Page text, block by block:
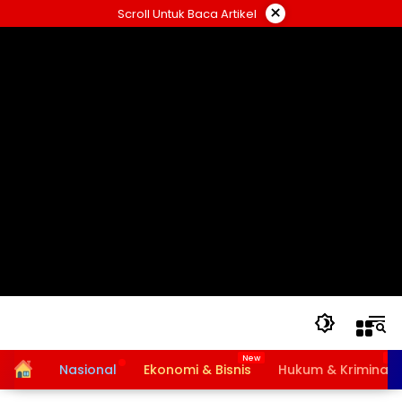
ke
Scroll Untuk Baca Artikel ×
HomeNasional Ekonomi & Bisnis Hukum & Kriminal
Bansos PKH dan BPNT